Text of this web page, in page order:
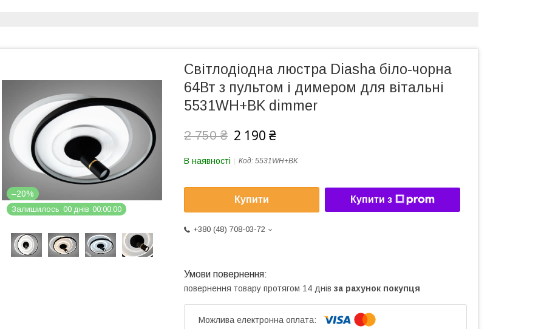
–20%
Залишилось 00 днів 00 00 00
Світлодіодна люстра Diasha біло-чорна
64Вт з пультом і димером для вітальні
5531WH+BK dimmer
2 750 ₴ 2 190 ₴
В наявності Код: 5531WH+BK
Купити Купити з
+380 (48) 708-03-72
повернення товару протягом 14 днів за рахунок покупця